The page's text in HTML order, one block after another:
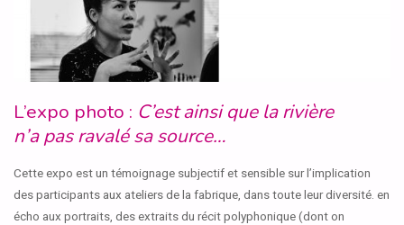
L’expo photo : C’est ainsi que la rivière
n’a pas ravalé sa source…
Cette expo est un témoignage subjectif et sensible sur l’implication
des participants aux ateliers de la fabrique, dans toute leur diversité. en
écho aux portraits, des extraits du récit polyphonique (dont on